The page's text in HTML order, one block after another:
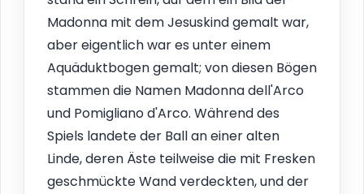
Madonna mit dem Jesuskind gemalt war,
aber eigentlich war es unter einem
Aquäduktbogen gemalt; von diesen Bögen
stammen die Namen Madonna dell'Arco
und Pomigliano d'Arco. Während des
Spiels landete der Ball an einer alten
Linde, deren Äste teilweise die mit Fresken
geschmückte Wand verdeckten, und der